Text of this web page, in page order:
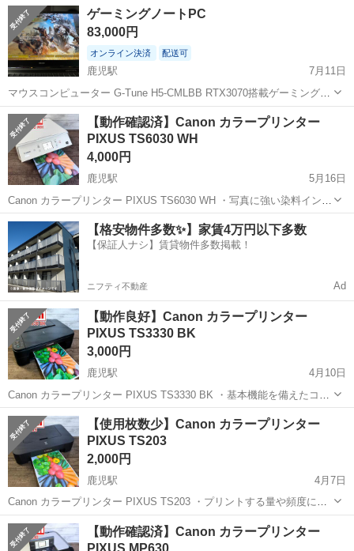
ゲーミングノートPC
83,000円
オンライン決済 配送可
鹿児駅
7月11日
マウスコンピューター G-Tune H5-CMLBB RTX3070搭載ゲーミングノ
ートPCの出品です。 出品物:PC本体・充電器 保証切れてます。 出張
用で使用しておりましたので、年数の割には綺麗な方だと思います。
...
高知 高知市 鹿児駅 ノートパソコン ゲーミングノート
【動作確認済】Canon カラープリンター
PIXUS TS6030 WH
4,000円
鹿児駅
5月16日
Canon カラープリンター PIXUS TS6030 WH ・写真に強い染料インク
4色と文字に強い顔料インクによる「5色ハイブリッド」を採用した、
A4インクジェットプリンターのスタンダードモデル。 ・フロント部を
自由に...
高知 南国市 鹿児駅 プリンター Canon
【格安物件多数✨】家賃4万円以下多数
【保証人ナシ】賃貸物件多数掲載！
ニフティ不動産 Ad
【動作良好】Canon カラープリンター
PIXUS TS3330 BK
3,000円
鹿児駅
4月10日
Canon カラープリンター PIXUS TS3330 BK ・基本機能を備えたコン
パクトなインクジェットプリンター。スマホから多彩なプリントを楽
しめる「おうちでスマホプリ」を搭載している。 ・細かな文字もくっ
きりとにじ...
高知 南国市 鹿児駅 プリンター
【使用枚数少】Canon カラープリンター
PIXUS TS203
2,000円
鹿児駅
4月7日
Canon カラープリンター PIXUS TS203 ・プリントする量や頻度に合
わせてインクタンクの容量を選べる、シンプルモデルのインクジェッ
トプリンター ・濃度の濃い黒でコントラストが高く、細かな文字や罫
高知 南国市 鹿児駅 プリンター
【動作確認済】Canon カラープリンター
PIXUS MP630